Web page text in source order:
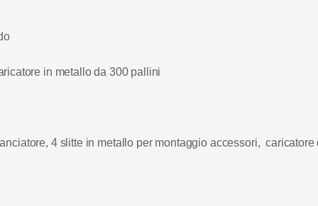
in metallo da 300 pallini
4 slitte in metallo per montaggio accessori,